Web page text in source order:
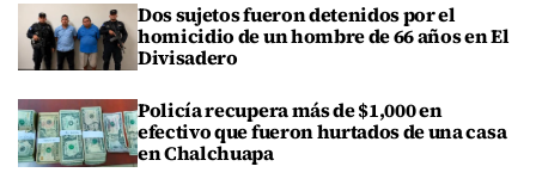
Dos sujetos fueron detenidos por el
homicidio de un hombre de 66 años en El
Divisadero
Policía recupera más de $1,000 en
efectivo que fueron hurtados de una casa
en Chalchuapa